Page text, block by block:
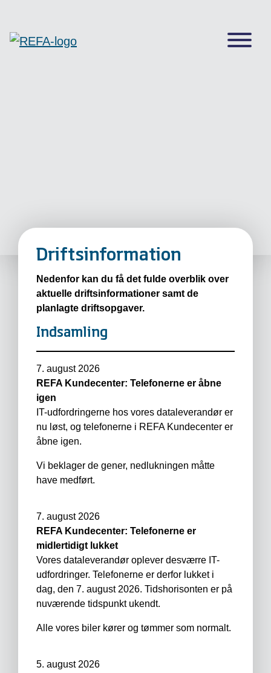
Driftsinformation
Nedenfor kan du få det fulde overblik over
aktuelle driftsinformationer samt de
planlagte driftsopgaver.
Indsamling
7. august 2026
REFA Kundecenter: Telefonerne er åbne
igen
IT-udfordringerne hos vores dataleverandør er
nu løst, og telefonerne i REFA Kundecenter er
åbne igen.
Vi beklager de gener, nedlukningen måtte
have medført.
7. august 2026
REFA Kundecenter: Telefonerne er
midlertidigt lukket
Vores dataleverandør oplever desværre IT-
udfordringer. Telefonerne er derfor lukket i
dag, den 7. august 2026. Tidshorisonten er på
nuværende tidspunkt ukendt.
Alle vores biler kører og tømmer som normalt.
5. august 2026